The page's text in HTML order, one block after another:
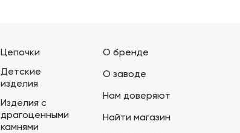
Цепочки
Детские
изделия
Изделия с
драгоценными
камнями
О бренде
О заводе
Нам доверяют
Найти магазин